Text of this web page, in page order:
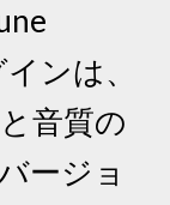
ンは、
音質の
ージョ